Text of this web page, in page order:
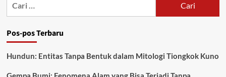
yang
Sejarah
Pos-pos Terbaru
Hundun: Entitas Tanpa Bentuk dalam Mitologi Tiongkok Kuno